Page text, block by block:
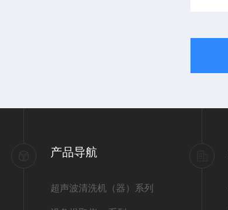
产品导航
超声波清洗机（器）系列